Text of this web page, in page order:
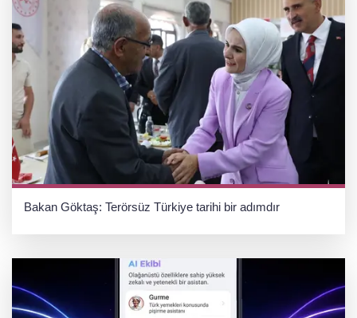
Bakan Göktaş: Terörsüz Türkiye tarihi bir adımdır